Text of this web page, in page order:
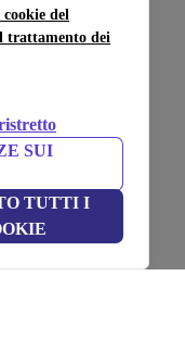
del
trattamento dei
SUI
TUTTI I